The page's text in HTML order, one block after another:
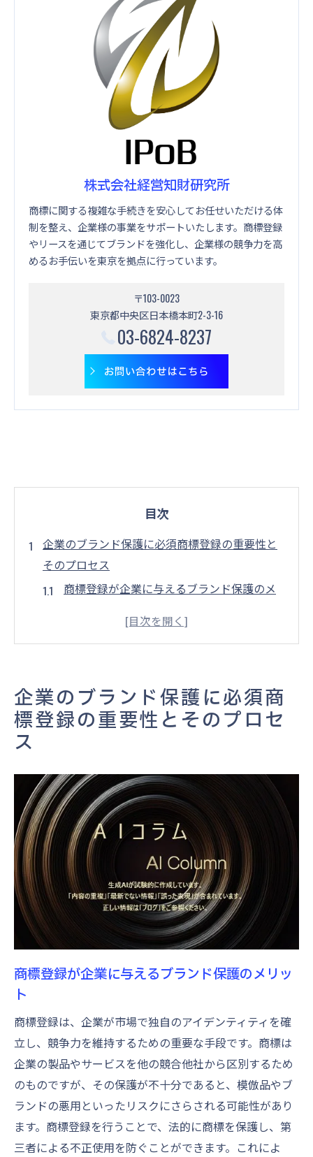
株式会社経営知財研究所
商標に関する複雑な手続きを安心してお任せいただける体
制を整え、企業様の事業をサポートいたします。商標登録
やリースを通じてブランドを強化し、企業様の競争力を高
めるお手伝いを東京を拠点に行っています。
〒103-0023
東京都中央区日本橋本町2-3-16
03-6824-8237
お問い合わせはこちら
目次
企業のブランド保護に必須商標登録の重要性と
そのプロセス
商標登録が企業に与えるブランド保護のメ
効果的な商標登録プロセスのステップバイ
商標登録の審査過程での注意点
ブランド保護成功事例：商標登録が実現す
商標登録で競争力を強化する効果的な戦略の立
て方
市場分析から始める商標登録戦略の策定
競争力を高める商標選定のポイント
商標登録により競争優位を築く方法
ブランド価値を最大化する商標活用法
競争激化市場における商標登録の重要性
商標の独自性を確保するために必要な登録手続
商標独自性を高めるための基礎知識
登録前に必要な商標調査の実施方法
独自性を守るための商標詳細記載のコツ
商標の再審査に備えるための準備
法律と市場ニーズに応じた商標申請の調整
商標独自性と競争力を両立させる手法
企業のブランド保護に必須商
標登録の重要性とそのプロセ
ス
商標登録が企業に与えるブランド保護のメリッ
ト
商標登録は、企業が市場で独自のアイデンティティを確
立し、競争力を維持するための重要な手段です。商標は
企業の製品やサービスを他の競合他社から区別するため
のものですが、その保護が不十分であると、模倣品やブ
ランドの悪用といったリスクにさらされる可能性があり
ます。商標登録を行うことで、法的に商標を保護し、第
三者による不正使用を防ぐことができます。これによ